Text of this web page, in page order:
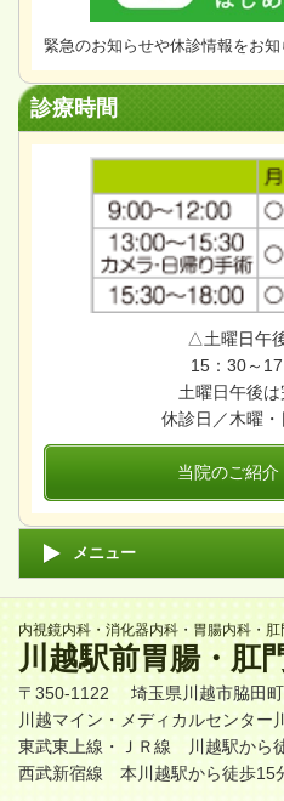
緊急のお知らせや休診情報をお知
診療時間
△土曜日午
15：30～
土曜日午後は
休診日／木曜
当院のご紹介
メニュー
内視鏡内科・消化器内科・胃腸内科・肛
川越駅前胃腸・肛
〒350-1122 埼玉県川越市脇田
川越マイン・メディカルセンター
東武東上線・ＪＲ線 川越駅から
西武新宿線 本川越駅から徒歩15